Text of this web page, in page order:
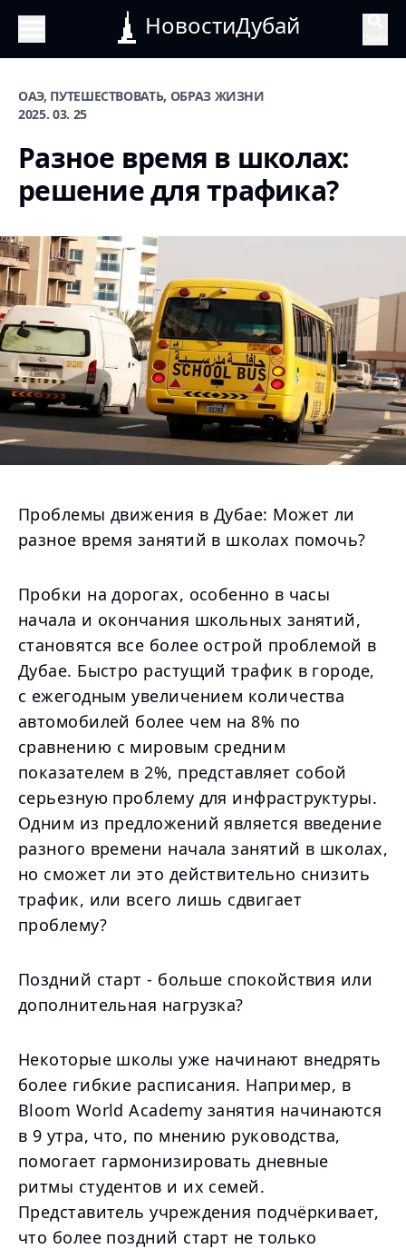
НовостиДубай
ОАЭ, ПУТЕШЕСТВОВАТЬ, ОБРАЗ ЖИЗНИ
2025. 03. 25
Разное время в школах:
решение для трафика?
Проблемы движения в Дубае: Может ли
разное время занятий в школах помочь?
Пробки на дорогах, особенно в часы
начала и окончания школьных занятий,
становятся все более острой проблемой в
Дубае. Быстро растущий трафик в городе,
с ежегодным увеличением количества
автомобилей более чем на 8% по
сравнению с мировым средним
показателем в 2%, представляет собой
серьезную проблему для инфраструктуры.
Одним из предложений является введение
разного времени начала занятий в школах,
но сможет ли это действительно снизить
трафик, или всего лишь сдвигает
проблему?
Поздний старт - больше спокойствия или
дополнительная нагрузка?
Некоторые школы уже начинают внедрять
более гибкие расписания. Например, в
Bloom World Academy занятия начинаются
в 9 утра, что, по мнению руководства,
помогает гармонизировать дневные
ритмы студентов и их семей.
Представитель учреждения подчёркивает,
что более поздний старт не только